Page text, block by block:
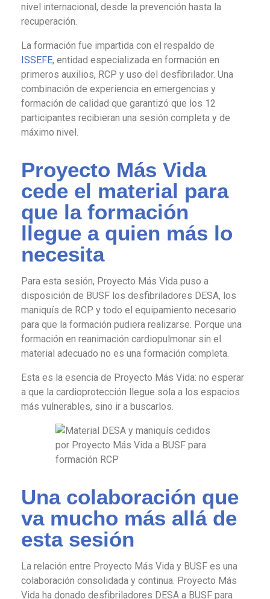
nivel internacional, desde la prevención hasta la
recuperación.
La formación fue impartida con el respaldo de
ISSEFE, entidad especializada en formación en
primeros auxilios, RCP y uso del desfibrilador. Una
combinación de experiencia en emergencias y
formación de calidad que garantizó que los 12
participantes recibieran una sesión completa y de
máximo nivel.
Proyecto Más Vida
cede el material para
que la formación
llegue a quien más lo
necesita
Para esta sesión, Proyecto Más Vida puso a
disposición de BUSF los desfibriladores DESA, los
maniquís de RCP y todo el equipamiento necesario
para que la formación pudiera realizarse. Porque una
formación en reanimación cardiopulmonar sin el
material adecuado no es una formación completa.
Esta es la esencia de Proyecto Más Vida: no esperar
a que la cardioprotección llegue sola a los espacios
más vulnerables, sino ir a buscarlos.
Una colaboración que
va mucho más allá de
esta sesión
La relación entre Proyecto Más Vida y BUSF es una
colaboración consolidada y continua. Proyecto Más
Vida ha donado desfibriladores DESA a BUSF para